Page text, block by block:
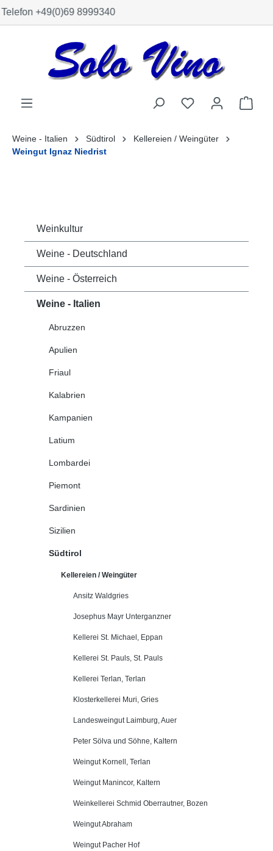
springen Versand mit DPD
Weine - Italien Südtirol
Kellereien / Weingüter
Weingut Ignaz Niedrist
Weinkultur
Weine - Deutschland
Weine - Österreich
Weine - Italien
Abruzzen
Apulien
Friaul
Kalabrien
Kampanien
Latium
Lombardei
Piemont
Sardinien
Sizilien
Südtirol
Kellereien / Weingüter
Ansitz Waldgries
Josephus Mayr Unterganzner
Kellerei St. Michael, Eppan
Kellerei St. Pauls, St. Pauls
Kellerei Terlan, Terlan
Klosterkellerei Muri, Gries
Landesweingut Laimburg, Auer
Peter Sölva und Söhne, Kaltern
Weingut Kornell, Terlan
Weingut Manincor, Kaltern
Weinkellerei Schmid Oberrautner, Bozen
Weingut Abraham
Weingut Pacher Hof